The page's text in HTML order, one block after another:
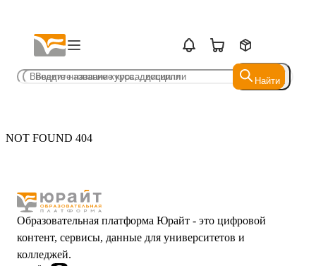
Найти
Найти
NOT FOUND 404
Образовательная платформа Юрайт - это цифровой
контент, сервисы, данные для университетов и
колледжей.